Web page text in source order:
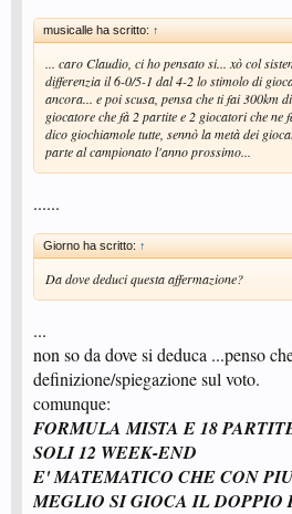
musicalle ha scritto: ↑
... caro Claudio, ci ho pensato si... xò col
differenzia il 6-0/5-1 dal 4-2 lo stimolo di
ancora... e poi scusa, pensa che ti fai 300km
giocatore che fà 2 partite e 2 giocatori che ne
dico giochiamole tutte, sennò la metà dei
parte al campionato l'anno prossimo...
......
Giorno ha scritto: ↑
Da dove deduci questa affermazione?
...
non so da dove si deduca ...penso
definizione/spiegazione sul voto.
comunque:
FORMULA MISTA E 18
SOLI 12 WEEK-END
E' MATEMATICO CHE CON
MEGLIO SI GIOCA IL DOPPIO